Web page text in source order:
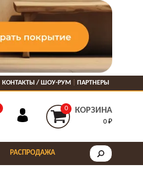
КОНТАКТЫ / ШОУ-РУМ ПАРТНЕРЫ
0 КОРЗИНА
0 ₽
РАСПРОДАЖА